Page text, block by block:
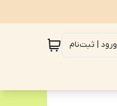
ورود | ثبت‌نام